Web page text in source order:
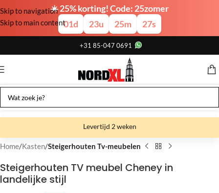
☀️ 25% korting! Code: 25zomer
01d 23u 25m 26s
Skip to navigation
Skip to main content
+31 85-047 0691
Levertijd 2 weken
Gratis verzending
Gratis afhalen
Home Kasten Steigerhouten Tv-meubelen
Steigerhouten TV meubel Cheney in
landelijke stijl